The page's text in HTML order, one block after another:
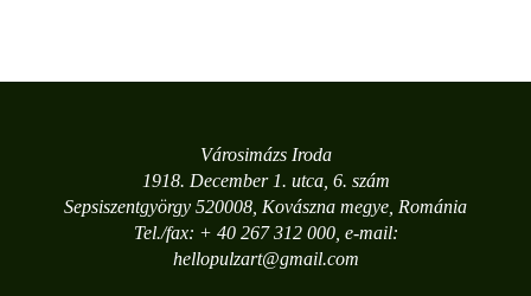
Városimázs Iroda
1918. December 1. utca, 6. szám
Sepsiszentgyörgy 520008, Kovászna megye, Románia
Tel./fax: + 40 267 312 000, e-mail:
hellopulzart@gmail.com